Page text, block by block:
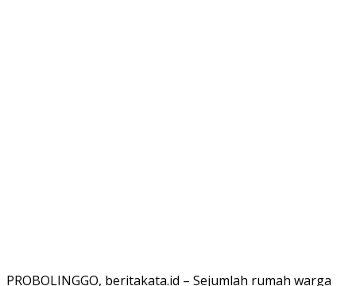
PROBOLINGGO, beritakata.id – Sejumlah rumah warga